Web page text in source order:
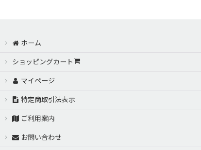
ホーム
ショッピングカート
マイページ
特定商取引法表示
ご利用案内
お問い合わせ